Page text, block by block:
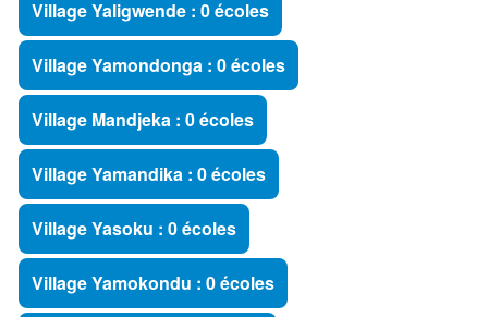
Village Yaligwende : 0 écoles
Village Yamondonga : 0 écoles
Village Mandjeka : 0 écoles
Village Yamandika : 0 écoles
Village Yasoku : 0 écoles
Village Yamokondu : 0 écoles